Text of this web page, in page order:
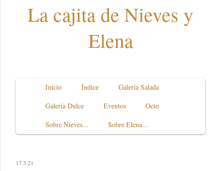
La cajita de Nieves y
Elena
Inicio Índice
Galería Salada
Galería Dulce
Eventos
Ocio
Sobre Nieves...
Sobre Elena...
17.3.21